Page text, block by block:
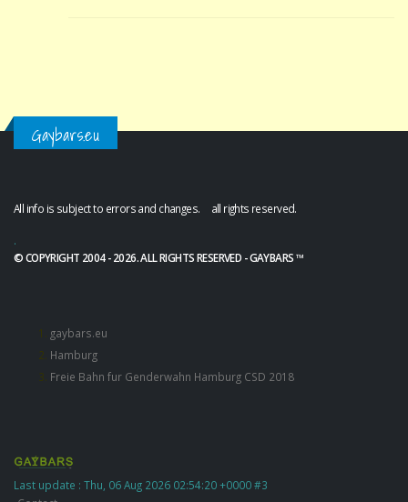
Gaybars.eu
All info is subject to errors and changes. all rights reserved.
.
© COPYRIGHT 2004 - 2026. ALL RIGHTS RESERVED - GAYBARS ™
gaybars.eu
Hamburg
Freie Bahn fur Genderwahn Hamburg CSD 2018
Last update : Thu, 06 Aug 2026 02:54:20 +0000 #3